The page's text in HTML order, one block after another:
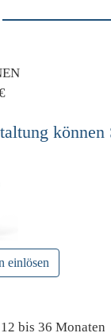
einlösen
bis 36 Monaten